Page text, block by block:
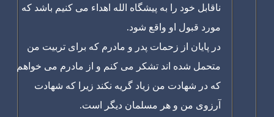
ناقابل خود را به پیشگاه الله اهداء می کنیم باشد که
مورد قبول او واقع شود.
در پایان از زحمات پدر و مادرم که برای تربیت من
متحمل شده اند تشکر می کنم و از مادرم می خواهم
که در شهادت من زیاد گریه نکند زیرا که شهادت
آرزوی من و هر مسلمان دیگر است.